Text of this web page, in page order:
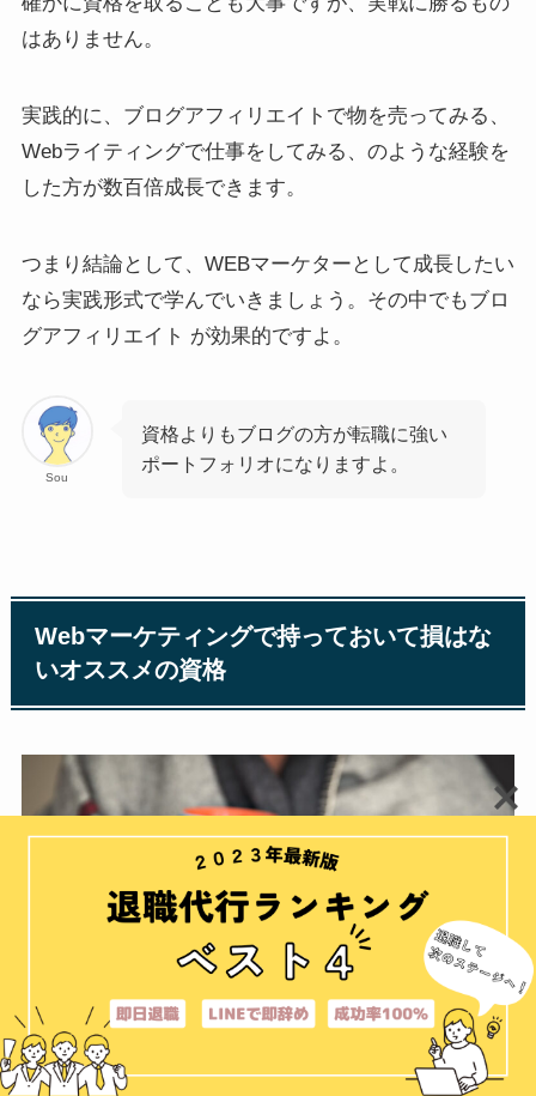
はありません。
実践的に、ブログアフィリエイトで物を売ってみる、
Webライティングで仕事をしてみる、のような経験を
した方が数百倍成長できます。
つまり結論として、WEBマーケターとして成長したい
なら実践形式で学んでいきましょう。その中でもブロ
グアフィリエイト が効果的ですよ。
Sou
資格よりもブログの方が転職に強い
ポートフォリオになりますよ。
Webマーケティングで持っておいて損はな
いオススメの資格
この章では、Webマーケティングでオススメの資格を